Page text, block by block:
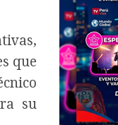
que
su